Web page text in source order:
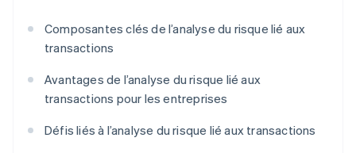
Composantes clés de l’analyse du risque lié aux
transactions
Avantages de l’analyse du risque lié aux
transactions pour les entreprises
Défis liés à l’analyse du risque lié aux transactions